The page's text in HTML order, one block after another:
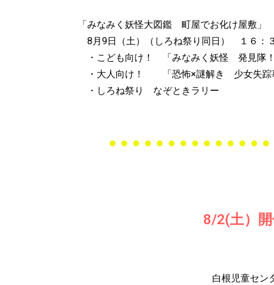
「みなみく妖怪大図鑑 町屋でお化け屋敷」
8月9日（土）（しろね祭り同日） １６：
・こども向け！ 「みなみく妖怪 発見隊！
・大人向け！ 「恐怖×謎解き 少女失踪
・しろね祭り なぞときラリー
8/2(土）
白根児童セン